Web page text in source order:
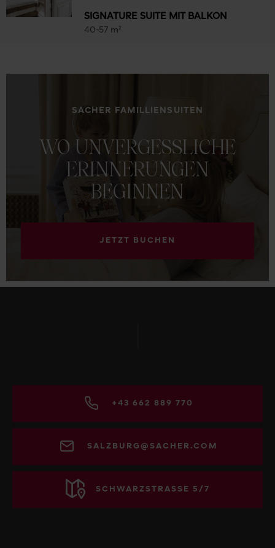
SIGNATURE SUITE MIT BALKON
40-57 m²
SACHER FAMILLIENSUITEN
WO UNVERGESSLICHE
ERINNERUNGEN
BEGINNEN
JETZT BUCHEN
+43 662 889 770
SALZBURG@SACHER.COM
SCHWARZSTRASSE 5/7